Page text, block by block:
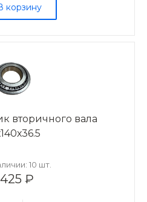
корзину
вторичного вала
10 шт.
₽